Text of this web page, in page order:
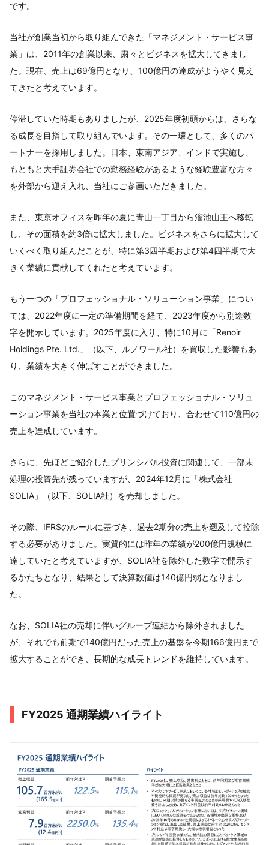
です。
当社が創業当初から取り組んできた「マネジメント・サービス事
業」は、2011年の創業以来、粛々とビジネスを拡大してきまし
た。現在、売上は69億円となり、100億円の達成がようやく見え
てきたと考えています。
停滞していた時期もありましたが、2025年度初頭からは、さらな
る成長を目指して取り組んでいます。その一環として、多くのパ
ートナーを採用しました。日本、東南アジア、インドで実施し、
もともと大手証券会社での勤務経験があるような経験豊富な方々
を外部から迎え入れ、当社にご参画いただきました。
また、東京オフィスを昨年の夏に青山一丁目から溜池山王へ移転
し、その面積を約3倍に拡大しました。ビジネスをさらに拡大して
いくべく取り組んだことが、特に第3四半期および第4四半期で大
きく業績に貢献してくれたと考えています。
もう一つの「プロフェッショナル・ソリューション事業」につい
ては、2022年度に一定の準備期間を経て、2023年度から別途数
字を開示しています。2025年度に入り、特に10月に「Renoir
Holdings Pte. Ltd.」（以下、ルノワール社）を買収した影響もあ
り、業績を大きく伸ばすことができました。
このマネジメント・サービス事業とプロフェッショナル・ソリュ
ーション事業を当社の本業と位置づけており、合わせて110億円の
売上を達成しています。
さらに、先ほどご紹介したプリンシパル投資に関連して、一部未
処理の投資先が残っていますが、2024年12月に「株式会社
SOLIA」（以下、SOLIA社）を売却しました。
その際、IFRSのルールに基づき、過去2期分の売上を遡及して控除
する必要がありました。実質的には昨年の業績が200億円規模に
達していたと考えていますが、SOLIA社を除外した数字で開示す
るかたちとなり、結果として決算数値は140億円弱となりまし
た。
なお、SOLIA社の売却に伴いグループ連結から除外されました
が、それでも前期で140億円だった売上の基盤を今期166億円まで
拡大することができ、長期的な成長トレンドを維持しています。
FY2025 通期業績ハイライト